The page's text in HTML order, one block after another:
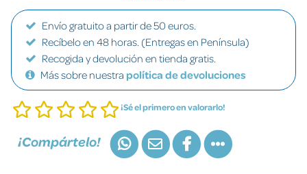
Envío gratuito a partir de 50 euros.
Recíbelo en 48 horas. (Entregas en Península)
Recogida y devolución en tienda gratis.
Más sobre nuestra política de devoluciones
¡Sé el primero en valorarlo!
¡Compártelo!